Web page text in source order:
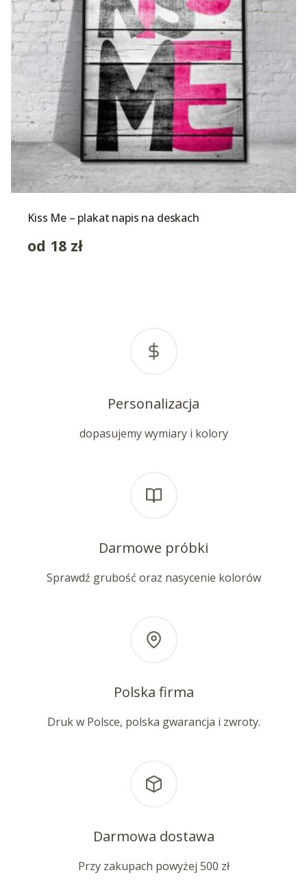
Kiss Me – plakat napis na deskach
od 18 zł
Personalizacja
dopasujemy wymiary i kolory
Darmowe próbki
Sprawdź grubość oraz nasycenie kolorów
Polska firma
Druk w Polsce, polska gwarancja i zwroty.
Darmowa dostawa
Przy zakupach powyżej 500 zł